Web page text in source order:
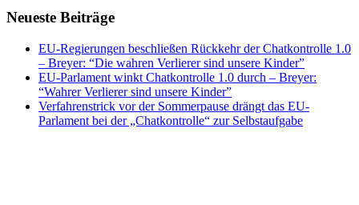
Neueste Beiträge
EU-Regierungen beschließen Rückkehr der Chatkontrolle 1.0
– Breyer: “Die wahren Verlierer sind unsere Kinder”
EU-Parlament winkt Chatkontrolle 1.0 durch – Breyer:
“Wahrer Verlierer sind unsere Kinder”
Verfahrenstrick vor der Sommerpause drängt das EU-
Parlament bei der „Chatkontrolle“ zur Selbstaufgabe